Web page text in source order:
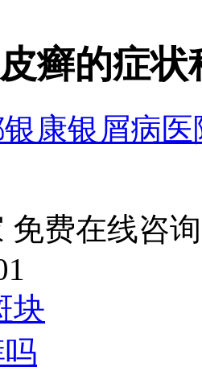
癣的症状
康银屑病医
免费在线咨
块